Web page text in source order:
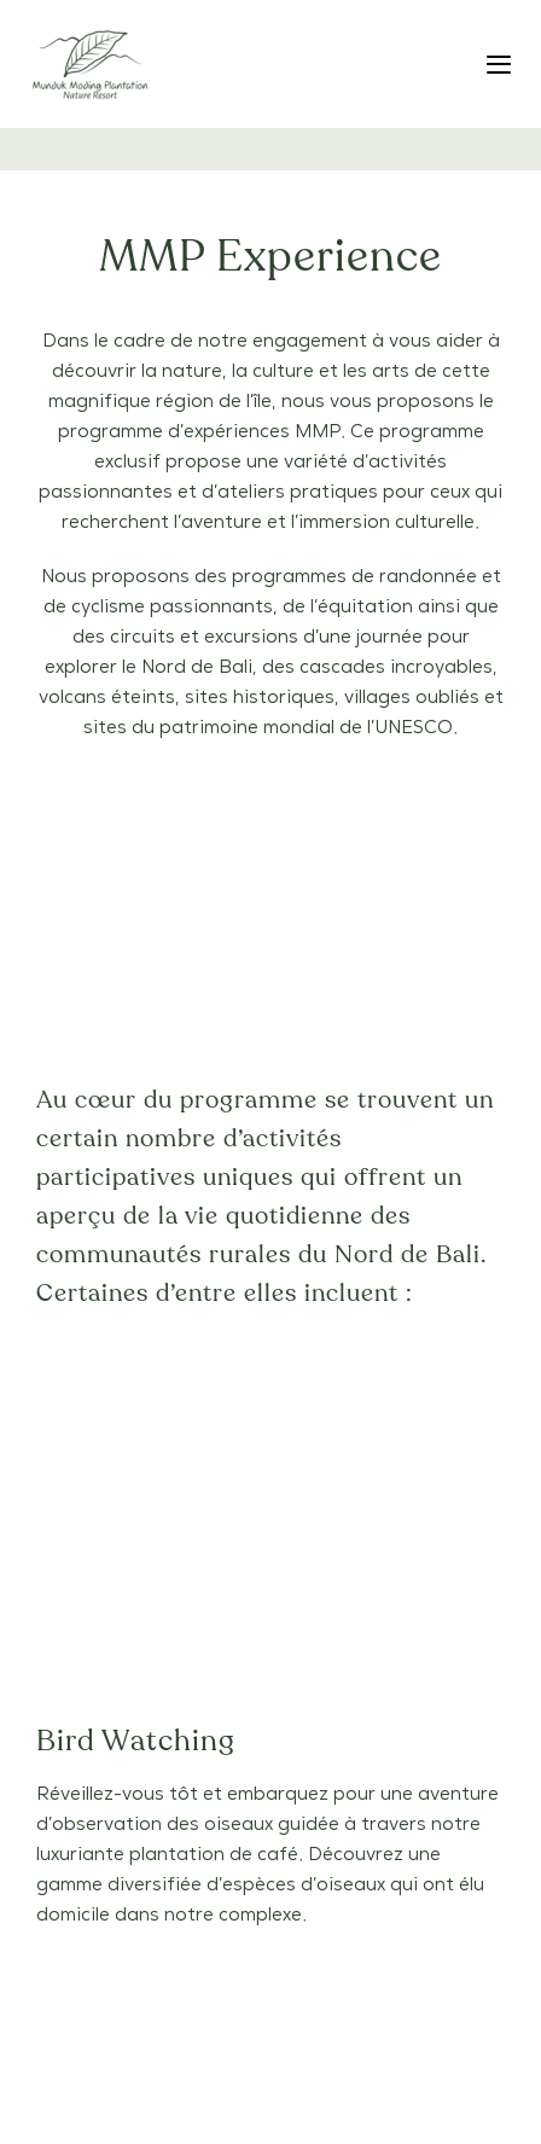
navigation
primary
navigation
Aller
MMP Experience
Dans le cadre de notre engagement à vous aider à
découvrir la nature, la culture et les arts de cette
magnifique région de l’île, nous vous proposons le
programme d’expériences MMP. Ce programme
exclusif propose une variété d’activités
passionnantes et d’ateliers pratiques pour ceux qui
recherchent l’aventure et l’immersion culturelle.
Nous proposons des programmes de randonnée et
de cyclisme passionnants, de l’équitation ainsi que
des circuits et excursions d’une journée pour
explorer le Nord de Bali, des cascades incroyables,
volcans éteints, sites historiques, villages oubliés et
sites du patrimoine mondial de l’UNESCO.
Au cœur du programme se trouvent un
certain nombre d’activités
participatives uniques qui offrent un
aperçu de la vie quotidienne des
communautés rurales du Nord de Bali.
Certaines d’entre elles incluent :
Bird Watching
Réveillez-vous tôt et embarquez pour une aventure
d’observation des oiseaux guidée à travers notre
luxuriante plantation de café. Découvrez une
gamme diversifiée d’espèces d’oiseaux qui ont élu
domicile dans notre complexe.